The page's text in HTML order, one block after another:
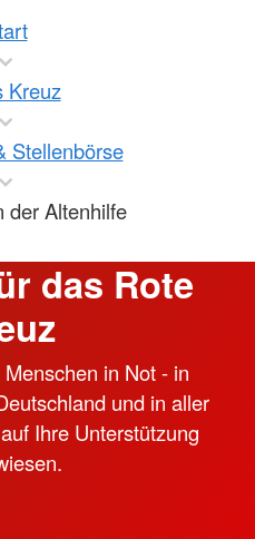
Kreuz
Stellenbörse
der Altenhilfe
das Rote
in Not - in
und in aller
Ihre Unterstützung